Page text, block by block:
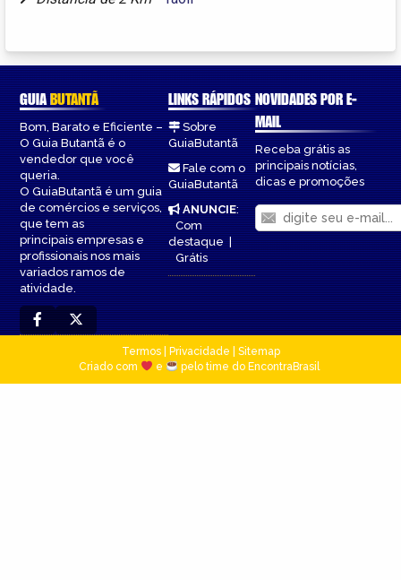
GUIABUTANTÃ
Bom, Barato e Eficiente –
O Guia Butantã é o
vendedor que você
queria.
O GuiaButantã é um guia
de comércios e serviços,
que tem as
principais empresas e
profissionais nos mais
variados ramos de
atividade.
LINKS RÁPIDOS
Sobre
GuiaButantã
Fale com o
GuiaButantã
ANUNCIE:
Com
destaque|
Grátis
NOVIDADES POR E-
MAIL
Receba grátis as
principais notícias,
dicas e promoções
Termos| Privacidade
Sitemap
Criado com
e pelo time do EncontraBrasil